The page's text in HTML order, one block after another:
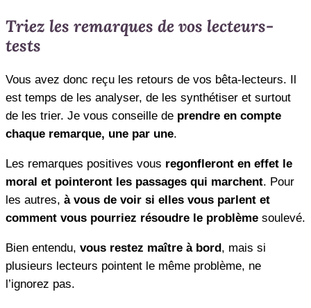
Triez les remarques de vos lecteurs-
tests
Vous avez donc reçu les retours de vos bêta-lecteurs. Il
est temps de les analyser, de les synthétiser et surtout
de les trier. Je vous conseille de prendre en compte
chaque remarque, une par une.
Les remarques positives vous regonfleront en effet le
moral et pointeront les passages qui marchent. Pour
les autres, à vous de voir si elles vous parlent et
comment vous pourriez résoudre le problème soulevé.
Bien entendu, vous restez maître à bord, mais si
plusieurs lecteurs pointent le même problème, ne
l’ignorez pas.